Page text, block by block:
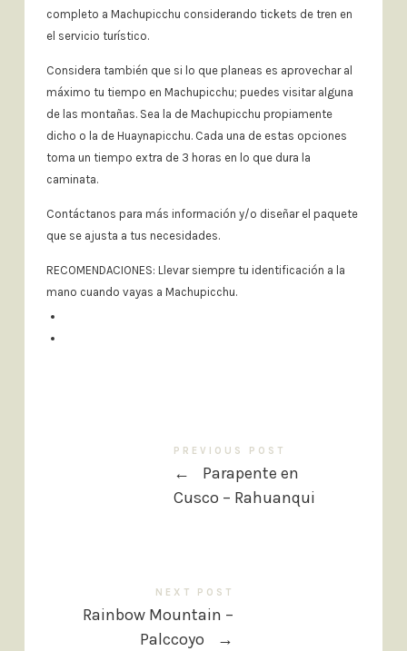
completo a Machupicchu considerando tickets de tren en
el servicio turístico.
Considera también que si lo que planeas es aprovechar al
máximo tu tiempo en Machupicchu; puedes visitar alguna
de las montañas. Sea la de Machupicchu propiamente
dicho o la de Huaynapicchu. Cada una de estas opciones
toma un tiempo extra de 3 horas en lo que dura la
caminata.
Contáctanos para más información y/o diseñar el paquete
que se ajusta a tus necesidades.
RECOMENDACIONES: Llevar siempre tu identificación a la
mano cuando vayas a Machupicchu.
PREVIOUS POST
←
Parapente en
Cusco – Rahuanqui
NEXT POST
Rainbow Mountain –
Palccoyo
→